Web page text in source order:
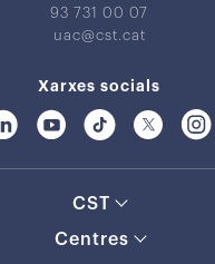
93 731 00 07
uac@cst.cat
Xarxes socials
CST
Centres